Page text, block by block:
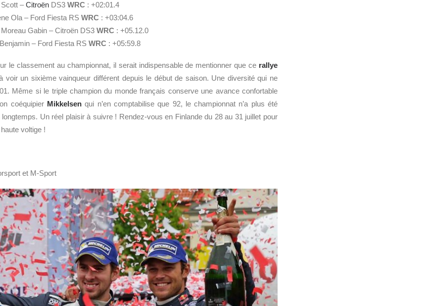
–Citroën DS3 WRC : +02:01.4
Ola – Ford Fiesta RS WRC : +03:04.6
Gabin – Citroën DS3 WRC : +05.12.0
– Ford Fiesta RS WRC : +05:59.8
le classement au championnat, il serait indispensable de mentionner que ce rallye
voir un sixième vainqueur différent depuis le début de saison. Une diversité qui ne
Même si le triple champion du monde français conserve une avance confortable
coéquipier Mikkelsen qui n’en comptabilise que 92, le championnat n’a plus été
Un réel plaisir à suivre ! Rendez-vous en Finlande du 28 au 31 juillet pour
voltige !
et M-Sport